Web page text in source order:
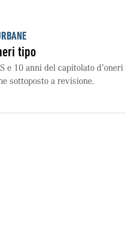
tipo
e 10 anni del capitolato d’oneri
sottoposto a revisione.